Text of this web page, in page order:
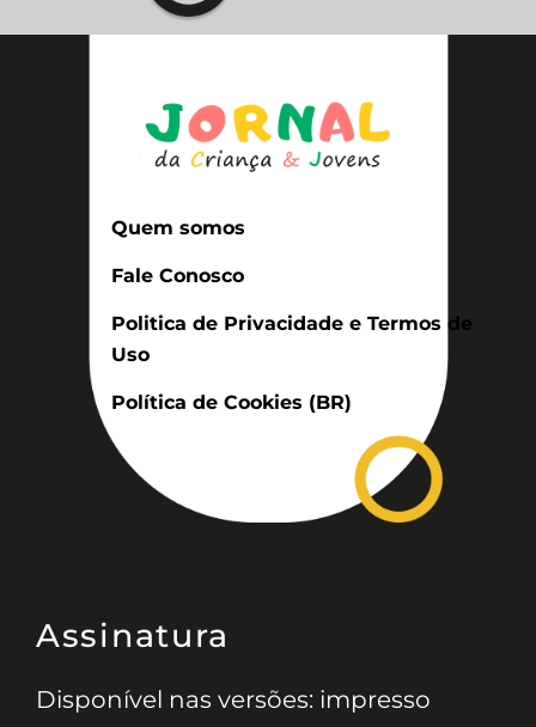
Quem somos
Fale Conosco
Politica de Privacidade e Termos de
Uso
Política de Cookies (BR)
Assinatura
Disponível nas versões: impresso